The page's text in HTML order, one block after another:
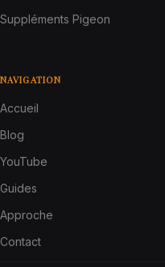
Suppléments Pigeon
NAVIGATION
Accueil
Blog
YouTube
Guides
Approche
Contact